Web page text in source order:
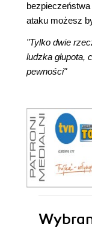
ataku możesz
"Tylko dwie
ludzka głupota,
pewności"